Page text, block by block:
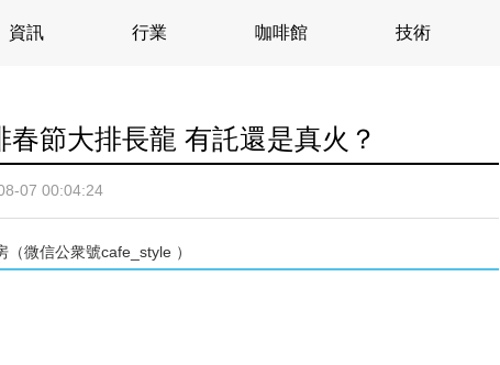
資訊 行業 咖啡館 技術
春節大排長龍 有託還是真火？
07 00:04:24
微信公衆號cafe_style ）